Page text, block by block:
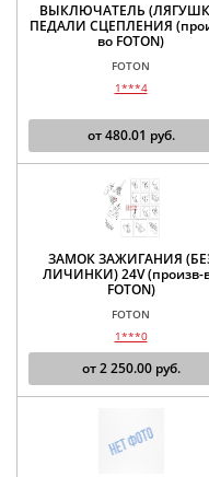
ВЫКЛЮЧАТЕЛЬ
ПЕДАЛИ СЦЕПЛЕНИЯ
во FOTON)
FOTON
1***4
от480.01 руб.
ЗАМОК ЗАЖИГАНИЯ
ЛИЧИНКИ) 24V (произв-
FOTON)
FOTON
1***0
от2 250.00руб.